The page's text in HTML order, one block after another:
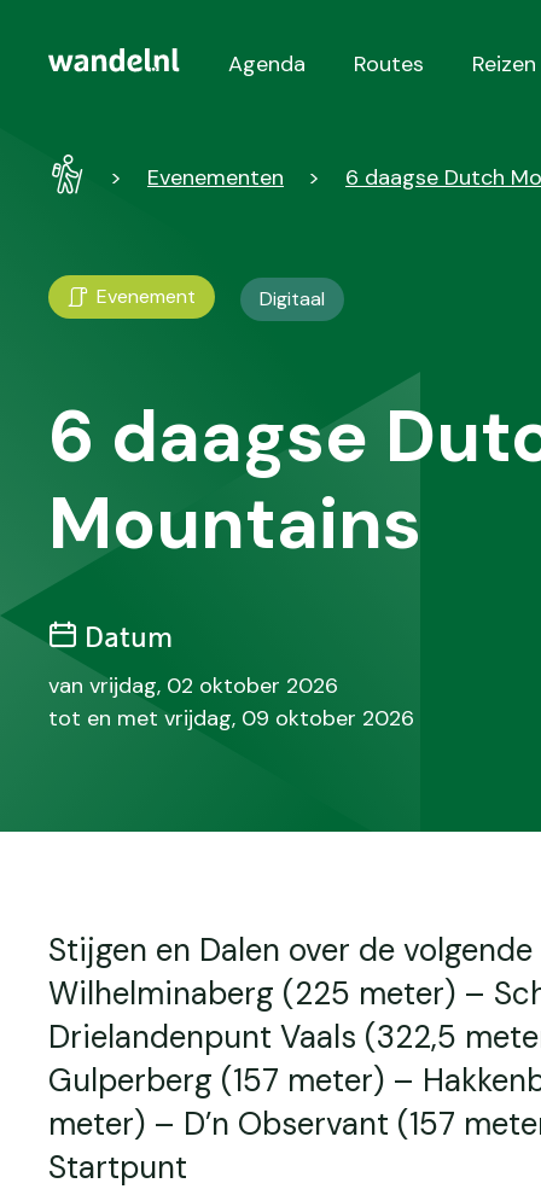
Hoofdnavigatie
Agenda Routes Reizen
WandelEvenementen 6 daagse Dutch
Evenement Digitaal
6 daagse
Mountains
Datum
van vrijdag, 02 oktober 2026
tot en met vrijdag, 09 oktober 2026
Stijgen en Dalen over de volgende
Wilhelminaberg (225 meter) –
Drielandenpunt Vaals (322,5
Gulperberg (157 meter) –
meter) – D’n Observant (157
Startpunt